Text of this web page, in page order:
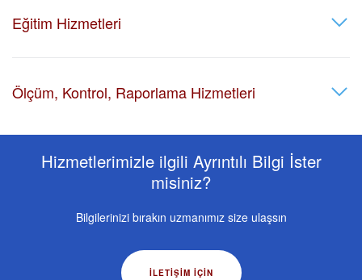
Eğitim Hizmetleri
Ölçüm, Kontrol, Raporlama Hizmetleri
Hizmetlerimizle ilgili Ayrıntılı Bilgi İster
misiniz?
Bilgilerinizi bırakın uzmanımız size ulaşsın
İLETIŞIM IÇIN